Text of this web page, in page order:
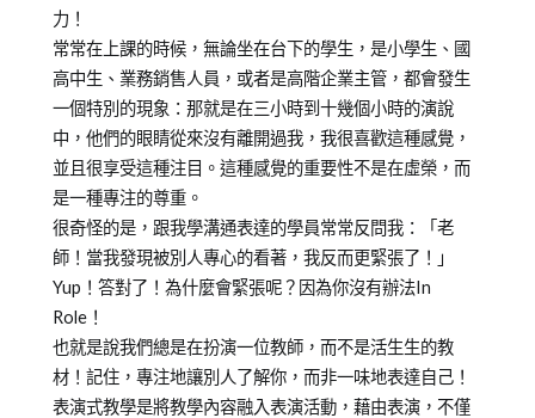
力！
常常在上課的時候，無論坐在台下的學生，是小學生、國
高中生、業務銷售人員，或者是高階企業主管，都會發生
一個特別的現象：那就是在三小時到十幾個小時的演說
中，他們的眼睛從來沒有離開過我，我很喜歡這種感覺，
並且很享受這種注目。這種感覺的重要性不是在虛榮，而
是一種專注的尊重。
很奇怪的是，跟我學溝通表達的學員常常反問我：「老
師！當我發現被別人專心的看著，我反而更緊張了！」
Yup！答對了！為什麼會緊張呢？因為你沒有辦法In
Role！
也就是說我們總是在扮演一位教師，而不是活生生的教
材！記住，專注地讓別人了解你，而非一味地表達自己！
表演式教學是將教學內容融入表演活動，藉由表演，不僅